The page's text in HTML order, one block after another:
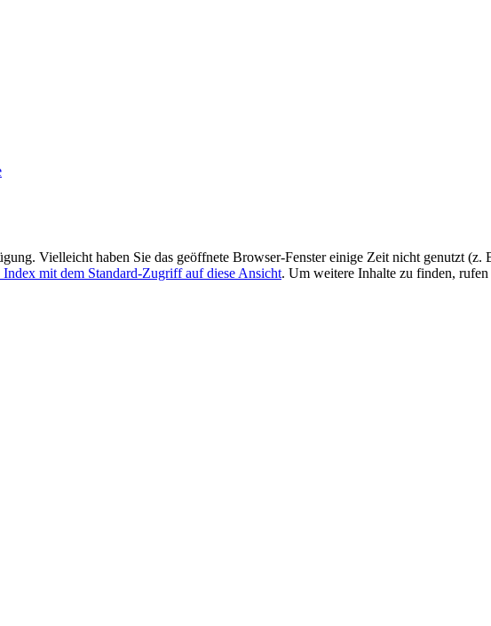
Vielleicht haben Sie das geöffnete Browser-Fenster einige Zeit nicht genutzt (z.
Index mit dem Standard-Zugriff auf diese Ansicht. Um weitere Inhalte zu finden, rufen